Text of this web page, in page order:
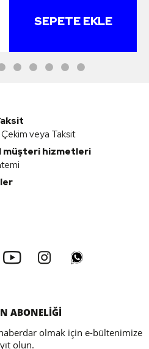
SEPETE EKLE
Çekim veya Taksit
müşteri hizmetleri
ABONELİĞİ
olmak için e-bültenimize
olun.